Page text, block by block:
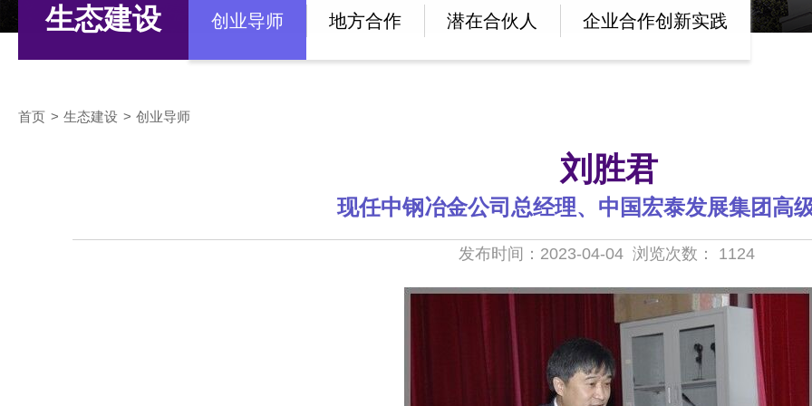
生态建设 创业导师 地方合作 潜在合伙人 企业合作创新实践
首页 生态建设 创业导师
刘胜君
现任中钢冶金公司总经理、中国宏泰发展集团高
发布时间：2023-04-04 浏览次数： 1124